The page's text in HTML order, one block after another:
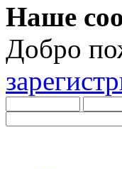
Наше
Добро